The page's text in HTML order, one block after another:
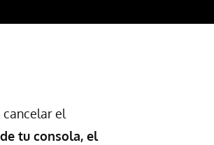
cancelar el
tu consola, el